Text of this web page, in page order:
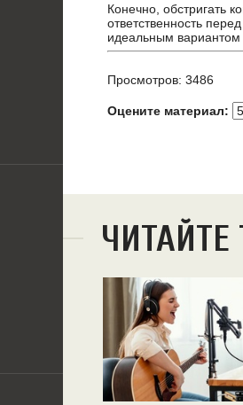
Конечно, обстригать
ответственность
идеальным вариантом
Просмотров: 3486
Оцените материал: